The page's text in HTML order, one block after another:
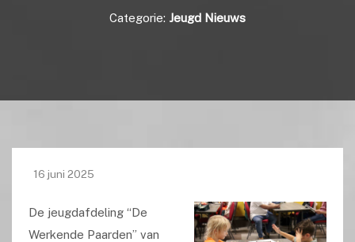
Categorie: Jeugd Nieuws
16 juni 2025
De jeugdafdeling “De
Werkende Paarden” van